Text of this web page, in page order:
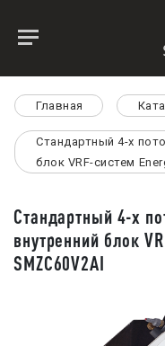
Главная
Стандартный 4-х
блок VRF-систем
Стандартный 4-х
внутренний блок
SMZC60V2AI